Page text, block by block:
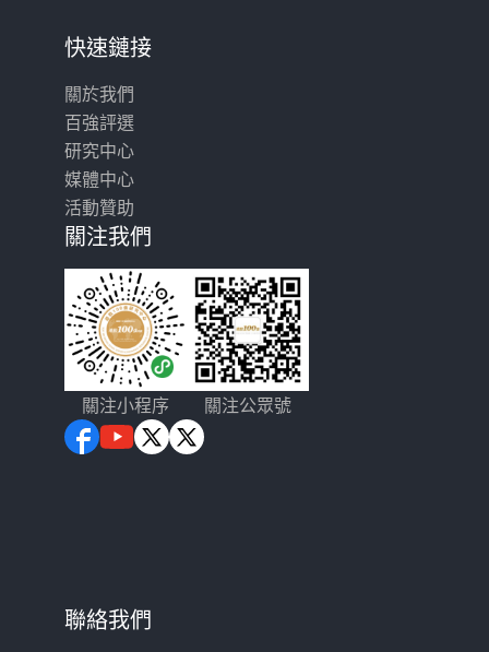
快速鏈接
關於我們
百強評選
研究中心
媒體中心
活動贊助
關注我們
關注小程序 關注公眾號
聯絡我們